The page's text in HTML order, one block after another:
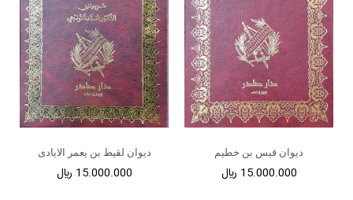
دیوان قیس بن خطیم
15.000.000 ﷼
دیوان لقیط بن یعمر الایادی
15.000.000 ﷼